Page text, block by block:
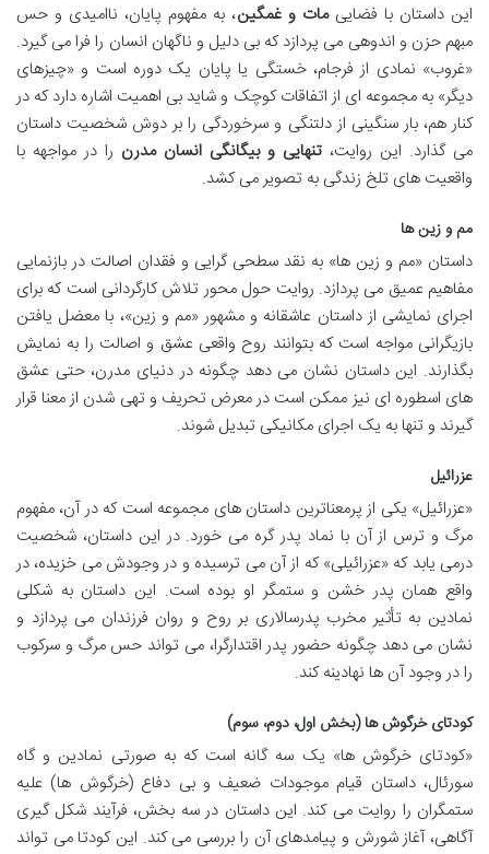
این داستان با فضاییمات و غمگین، به مفهوم پایان، ناامیدی و حس
مبهم حزن و اندوهی می پردازد که بی دلیل و ناگهان انسان را فرا می گیرد.
«غروب» نمادی از فرجام، خستگی یا پایان یک دوره است و «چیزهای
دیگر» به مجموعه ای از اتفاقات کوچک و شاید بی اهمیت اشاره دارد که در
کنار هم، بار سنگینی از دلتنگی و سرخوردگی را بر دوش شخصیت داستان
می گذارد. این روایت، تنهایی و بیگانگی انسان مدرن را در مواجهه با
واقعیت های تلخ زندگی به تصویر می کشد.
مم و زین ها
داستان «مم و زین ها» به نقد سطحی گرایی و فقدان اصالت در بازنمایی
مفاهیم عمیق می پردازد. روایت حول محور تلاش کارگردانی است که برای
اجرای نمایشی از داستان عاشقانه و مشهور «مم و زین»، با معضل یافتن
بازیگرانی مواجه است که بتوانند روح واقعی عشق و اصالت را به نمایش
بگذارند. این داستان نشان می دهد چگونه در دنیای مدرن، حتی عشق
های اسطوره ای نیز ممکن است در معرض تحریف و تهی شدن از معنا قرار
گیرند و تنها به یک اجرای مکانیکی تبدیل شوند.
عزرائیل
«عزرائیل» یکی از پرمعناترین داستان های مجموعه است که در آن، مفهوم
مرگ و ترس از آن با نماد پدر گره می خورد. در این داستان، شخصیت
درمی یابد که «عزرائیلی» که از آن می ترسیده و در وجودش می خزیده، در
واقع همان پدر خشن و ستمگر او بوده است. این داستان به شکلی
نمادین به تأثیر مخرب پدرسالاری بر روح و روان فرزندان می پردازد و
نشان می دهد چگونه حضور پدر اقتدارگرا، می تواند حس مرگ و سرکوب
را در وجود آن ها نهادینه کند.
کودتای خرگوش ها (بخش اول، دوم، سوم)
«کودتای خرگوش ها» یک سه گانه است که به صورتی نمادین و گاه
سورئال، داستان قیام موجودات ضعیف و بی دفاع (خرگوش ها) علیه
ستمگران را روایت می کند. این داستان در سه بخش، فرآیند شکل گیری
آگاهی، آغاز شورش و پیامدهای آن را بررسی می کند. این کودتا می تواند